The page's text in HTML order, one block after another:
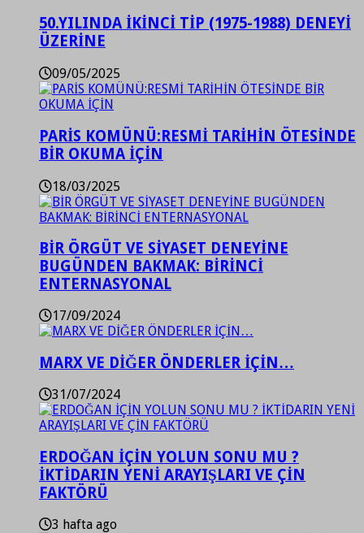
50.YILINDA İKİNCİ TİP (1975-1988) DENEYİ
ÜZERİNE
09/05/2025
PARİS KOMÜNÜ:RESMİ TARİHİN ÖTESİNDE
BİR OKUMA İÇİN
18/03/2025
BİR ÖRGÜT VE SİYASET DENEYİNE
BUGÜNDEN BAKMAK: BİRİNCİ
ENTERNASYONAL
17/09/2024
MARX VE DİĞER ÖNDERLER İÇİN…
31/07/2024
ERDOĞAN İÇİN YOLUN SONU MU ?
İKTİDARIN YENİ ARAYIŞLARI VE ÇİN
FAKTÖRÜ
3 hafta ago